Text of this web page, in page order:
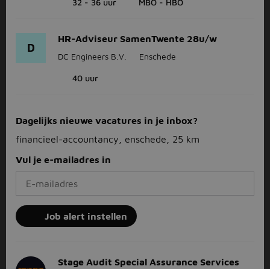
32 - 36 uur MBO - HBO
D
HR-Adviseur SamenTwente 28u/w
DC Engineers B.V. Enschede
40 uur
Dagelijks nieuwe vacatures in je inbox?
financieel-accountancy, enschede, 25 km
Vul je e-mailadres in
Job alert instellen
Stage Audit Special Assurance Services